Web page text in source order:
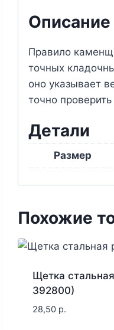
Описание
Правило
точных
оно указывает
точно
Детали
Размер
Похожие
Щетка
392800)
28,50 р.